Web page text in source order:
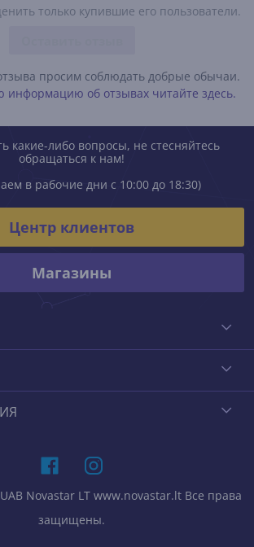
только купившие его пользователи.
просим соблюдать добрые обычаи.
информацию об отзывах читайте здесь.
какие-либо вопросы, не стесняйтесь
обращаться к нам!
в рабочие дни с 10:00 до 18:30)
Центр клиентов
Магазины
Novastar LT www.novastar.lt Все права
защищены.